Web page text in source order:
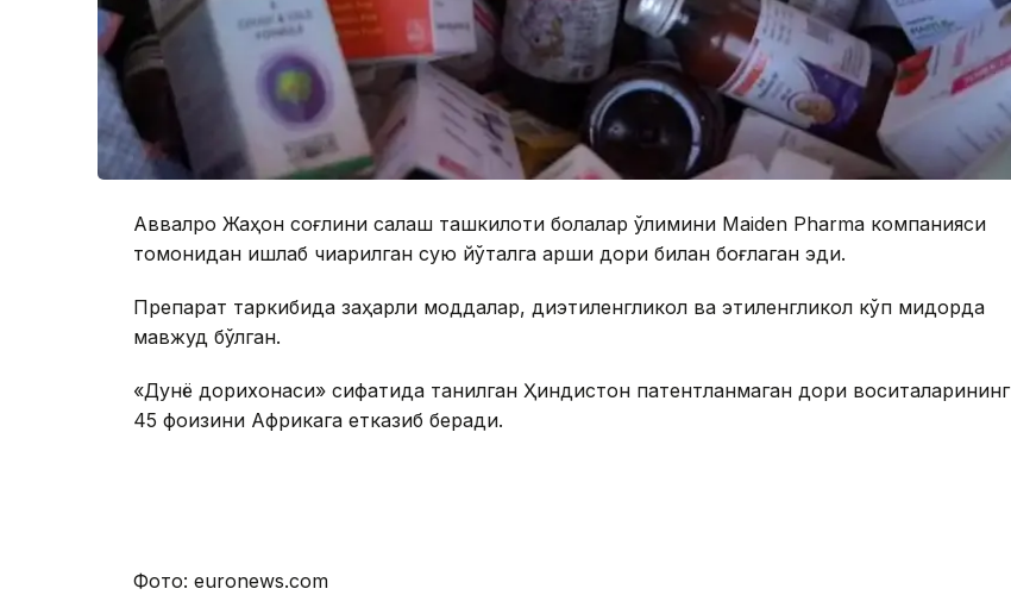
Аввалроқ Жаҳон соғлиқни сақлаш ташкилоти болалар ўлимини Maiden Pharma компанияси
томонидан ишлаб чиқарилган суюқ йўталга қарши дори билан боғлаган эди.
Препарат таркибида заҳарли моддалар, диэтиленгликол ва этиленгликол кўп миқдорда
мавжуд бўлган.
«Дунё дорихонаси» сифатида танилган Ҳиндистон патентланмаган дори воситаларининг
45 фоизини Африкага етказиб беради.
Фото: euronews.com